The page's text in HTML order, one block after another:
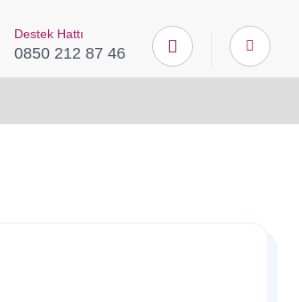
Destek Hattı
0850 212 87 46